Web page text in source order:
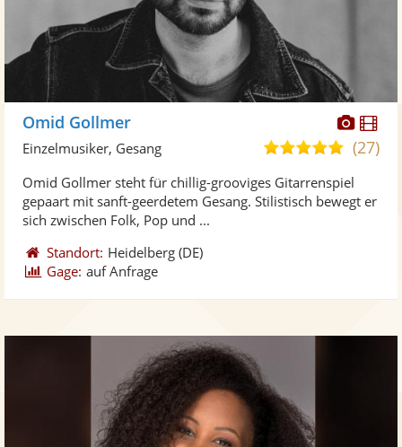
Omid Gollmer
5,0
5
Sternen
(27)
Einzelmusiker, Gesang
Omid Gollmer steht für chillig-grooviges Gitarrenspiel
gepaart mit sanft-geerdetem Gesang. Stilistisch bewegt er
sich zwischen Folk, Pop und ...
Standort: Heidelberg (DE)
Gage: auf Anfrage